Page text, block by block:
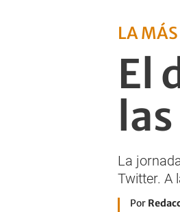
LA
El
las
La
Twitter. A
Por